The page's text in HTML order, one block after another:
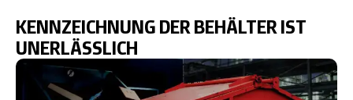
KENNZEICHNUNG DER BEHÄLTER IST
UNERLÄSSLICH